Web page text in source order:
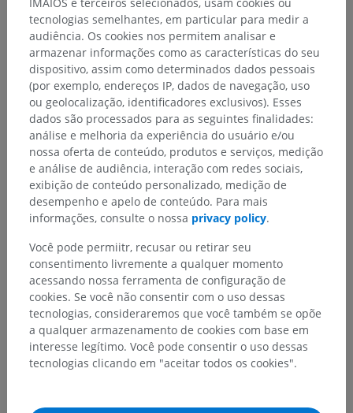
Traduções
Encontrou um erro?
Não hesite em nos sugerir uma correção, tradução ou
melhora de conteúdo.
Relatar um problema
BAIXE O APLICATIVO
tecnologias semelhantes, em particular para medir a
audiência. Os cookies nos permitem analisar e
armazenar informações como as características do seu
dispositivo, assim como determinados dados pessoais
(por exemplo, endereços IP, dados de navegação, uso
ou geolocalização, identificadores exclusivos). Esses
dados são processados para as seguintes finalidades:
análise e melhoria da experiência do usuário e/ou
nossa oferta de conteúdo, produtos e serviços, medição
e análise de audiência, interação com redes sociais,
exibição de conteúdo personalizado, medição de
desempenho e apelo de conteúdo. Para mais
informações, consulte o nossa privacy policy.
Você pode permiitr, recusar ou retirar seu
consentimento livremente a qualquer momento
acessando nossa ferramenta de configuração de
cookies. Se você não consentir com o uso dessas
tecnologias, consideraremos que você também se opõe
a qualquer armazenamento de cookies com base em
interesse legítimo. Você pode consentir o uso dessas
tecnologias clicando em "aceitar todos os cookies".